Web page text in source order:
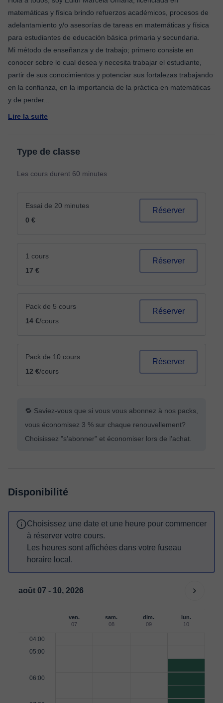
matemáticas y física brindo refuerzos académicos, procesos de
adelantamiento y/o asesorías de tareas en matemáticas y física
para estudiantes de educación básica primaria y secundaria.
Mi método de enseñanza y de trabajo; primero consiste en
conocer sobre lo cual desea y necesita trabajar el estudiante,
partir de sus conocimientos y potenciar sus fortalezas trabajando
en la confianza, en la importancia de la práctica en matemáticas
y de perder...
Lire la suite
Type de classe
Les cours durent 60 minutes
Essai de 20 minutes
0 €
Réserver
1 cours
17 €
Réserver
Pack de 5 cours
14 €/cours
Réserver
Pack de 10 cours
12 €/cours
Réserver
🔁 Saviez-vous que si vous vous abonnez à nos packs,
vous économisez 3 % sur chaque renouvellement?
Choisissez "s'abonner" et économiser lors de l'achat.
Disponibilité
Choisissez une date et une heure pour commencer
à réserver votre cours.
Les heures sont affichées dans votre fuseau
horaire local.
août 07 - 10, 2026
ven.
07
sam.
08
dim.
09
lun.
10
04:00
05:00
06:00